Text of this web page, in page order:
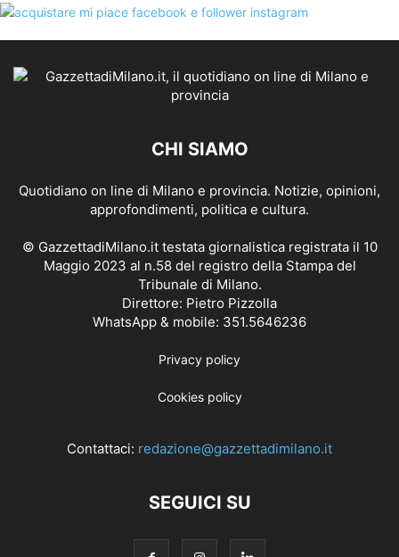
CHI SIAMO
Quotidiano on line di Milano e provincia. Notizie, opinioni,
approfondimenti, politica e cultura.
© GazzettadiMilano.it testata giornalistica registrata il 10
Maggio 2023 al n.58 del registro della Stampa del
Tribunale di Milano.
Direttore: Pietro Pizzolla
WhatsApp & mobile: 351.5646236
Privacy policy
Cookies policy
Contattaci: redazione@gazzettadimilano.it
SEGUICI SU